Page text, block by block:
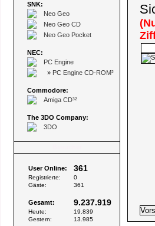
SNK:
Neo Geo
Neo Geo CD
Neo Geo Pocket
NEC:
PC Engine
» PC Engine CD-ROM²
Commodore:
Amiga CD³²
The 3DO Company:
3DO
User Online: 361
Registrierte:
0
Gäste:
361
Gesamt: 9.237.919
Heute:
19.839
Gestern:
13.985